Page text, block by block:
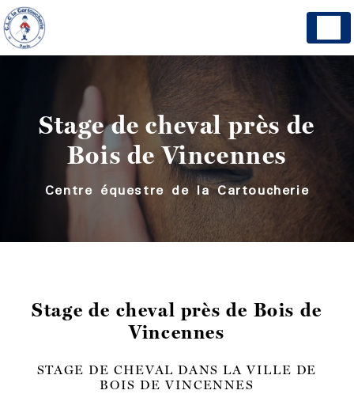
Stage de cheval près de
Bois de Vincennes
Centre équestre de la Cartoucherie
Stage de cheval près de Bois de
Vincennes
STAGE DE CHEVAL DANS LA VILLE DE
BOIS DE VINCENNES
Panneau de gestion des cookies